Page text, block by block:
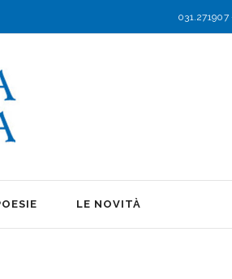
031.271907
LE NOVITÀ